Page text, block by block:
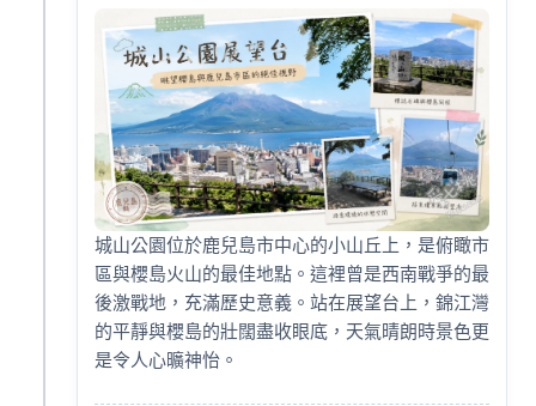
城山公園位於鹿兒島市中心的小山丘上，是俯瞰市
區與櫻島火山的最佳地點。這裡曾是西南戰爭的最
後激戰地，充滿歷史意義。站在展望台上，錦江灣
的平靜與櫻島的壯闊盡收眼底，天氣晴朗時景色更
是令人心曠神怡。